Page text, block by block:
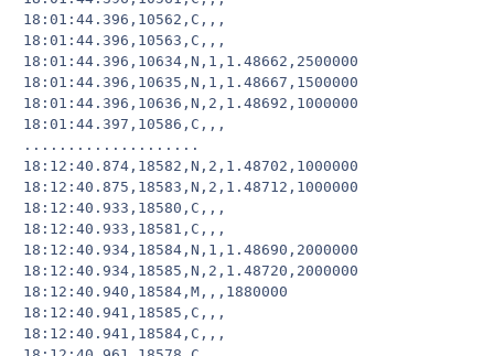
18:01:44.396,10562,C,,,
18:01:44.396,10563,C,,,
18:01:44.396,10634,N,1,1.48662,2500000
18:01:44.396,10635,N,1,1.48667,1500000
18:01:44.396,10636,N,2,1.48692,1000000
18:01:44.397,10586,C,,,
....................
18:12:40.874,18582,N,2,1.48702,1000000
18:12:40.875,18583,N,2,1.48712,1000000
18:12:40.933,18580,C,,,
18:12:40.933,18581,C,,,
18:12:40.934,18584,N,1,1.48690,2000000
18:12:40.934,18585,N,2,1.48720,2000000
18:12:40.940,18584,M,,,1880000
18:12:40.941,18585,C,,,
18:12:40.941,18584,C,,,